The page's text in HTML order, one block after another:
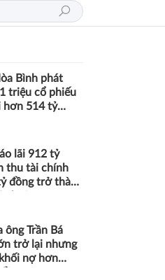
Hơn 1.000 căn nhà tại dự án Aqua
Bình phát
triệu cổ phiếu
hơn 514 tỷ
lãi 912 tỷ
thu tài chính
đồng trở thành
ông Trần Bá
trở lại nhưng
nợ hơn